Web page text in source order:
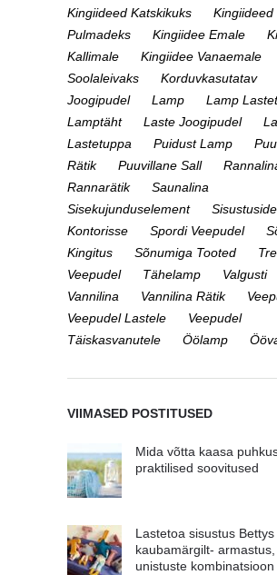
Kingiideed Katskikuks
Kingiideed
Pulmadeks
Kingiidee Emale
Kallimale
Kingiidee Vanaemale
Soolaleivaks
Korduvkasutatav
Joogipudel
Lamp
Lamp
Lamptäht
Laste Joogipudel
Lastetuppa
Puidust Lamp
Rätik
Puuvillane Sall
Rannarätik
Saunalina
Sisekujunduselement
Kontorisse
Spordi Veepudel
Kingitus
Sõnumiga Tooted
Veepudel
Tähelamp
Valgusti
Vannilina
Vannilina Rätik
Veepudel Lastele
Veepudel
Täiskasvanutele
Öölamp
VIIMASED POSTITUSED
Mida võtta kaasa
praktilised soovitused
Lastetoa sisustus
kaubamärgilt-
unistuste kombinatsioon